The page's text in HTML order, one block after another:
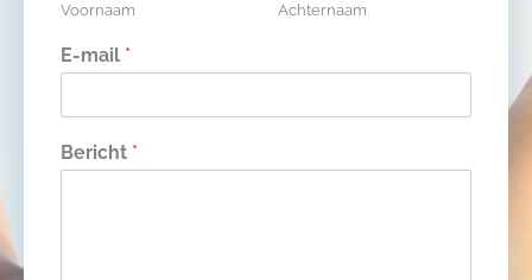
Voornaam Achternaam
E-mail *
Bericht *